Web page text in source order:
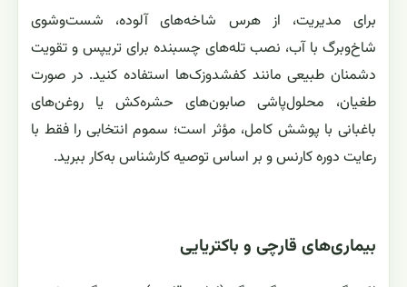
برای مدیریت، از هرس شاخه‌های آلوده، شست‌وشوی
شاخ‌وبرگ با آب، نصب تله‌های چسبنده برای تریپس و تقویت
دشمنان طبیعی مانند کفشدوزک‌ها استفاده کنید. در صورت
طغیان، محلول‌پاشی صابون‌های حشره‌کش یا روغن‌های
باغبانی با پوشش کامل، مؤثر است؛ سموم انتخابی را فقط با
رعایت دوره کارنس و بر اساس توصیه کارشناس به‌کار ببرید.
بیماری‌های قارچی و باکتریایی